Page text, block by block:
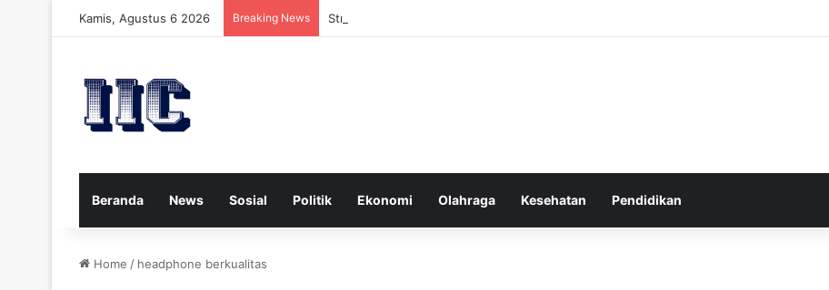
Kamis, Agustus 6 2026 Breaking News Strategi Kesehatan Harian untuk Meningkatkan Daya Tahan Tubuh dalam Beraktivitas
Beranda News Sosial Politik Ekonomi Olahraga Kesehatan Pendidikan
Home / headphone berkualitas